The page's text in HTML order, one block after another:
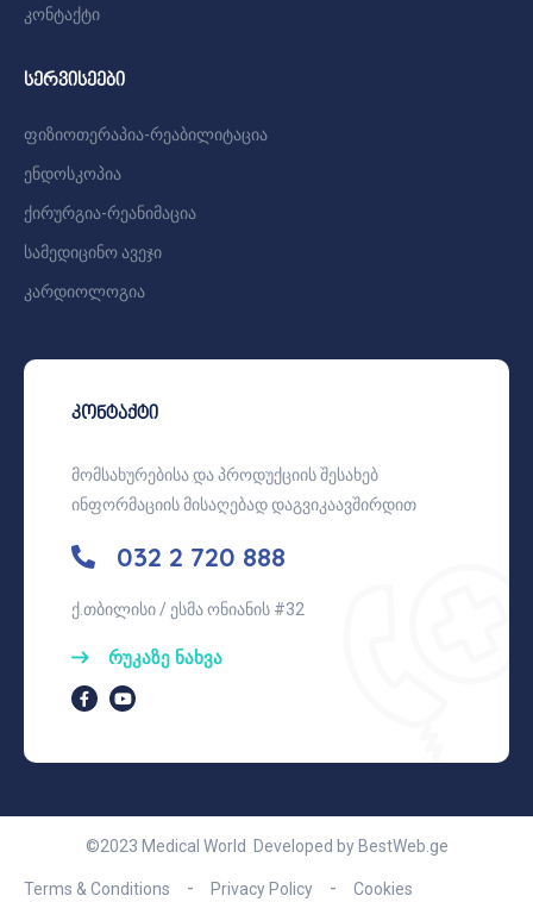
კონტაქტი
სერვისეები
ფიზიოთერაპია-რეაბილიტაცია
ენდოსკოპია
ქირურგია-რეანიმაცია
სამედიცინო ავეჯი
კარდიოლოგია
კონტაქტი
მომსახურებისა და პროდუქციის შესახებ
ინფორმაციის მისაღებად დაგვიკაავშირდით
032 2 720 888
ქ.თბილისი / ესმა ონიანის #32
რუკაზე ნახვა
©2023 Medical World Developed by BestWeb.ge
Terms & Conditions Privacy Policy Cookies